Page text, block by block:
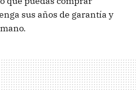
sus años de garantía y